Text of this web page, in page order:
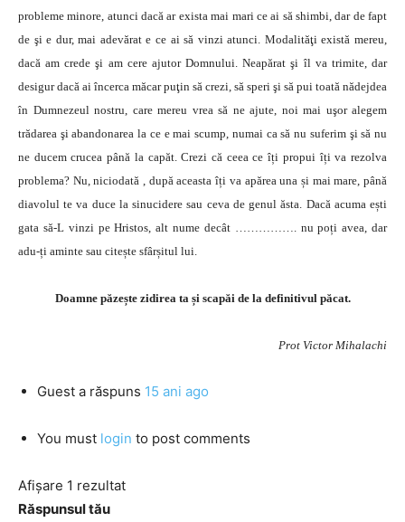
probleme minore, atunci dacă ar exista mai mari ce ai să shimbi, dar de fapt
de şi e dur, mai adevărat e ce ai să vinzi atunci. Modalităţi există mereu,
dacă am crede şi am cere ajutor Domnului. Neapărat şi îl va trimite, dar
desigur dacă ai încerca măcar puţin să crezi, să speri şi să pui toată nădejdea
în Dumnezeul nostru, care mereu vrea să ne ajute, noi mai uşor alegem
trădarea şi abandonarea la ce e mai scump, numai ca să nu suferim şi să nu
ne ducem crucea până la capăt. Crezi că ceea ce îți propui îți va rezolva
problema? Nu, niciodată , după aceasta îți va apărea una și mai mare, până
diavolul te va duce la sinucidere sau ceva de genul ăsta. Dacă acuma ești
gata să-L vinzi pe Hristos, alt nume decât ……………. nu poți avea, dar
adu-ți aminte sau citește sfârșitul lui.
Doamne păzește zidirea ta și scapăi de la definitivul păcat.
Prot Victor Mihalachi
Guest a răspuns 15 ani ago
You must login to post comments
Afișare 1 rezultat
Răspunsul tău